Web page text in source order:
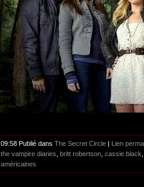
09:58 Publié dans The Secret Circle | Lien
the vampire diaries britt robertson cassie black
américaines